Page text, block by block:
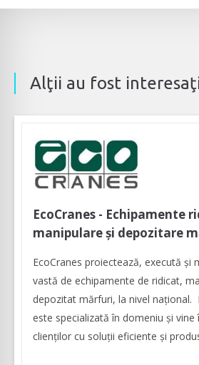
Alţii au fost
EcoCranes - Echipamente
manipulare și depozitare
EcoCranes proiectează, execută și
vastă de echipamente de ridicat,
depozitat mărfuri, la nivel naţional.
este specializată în domeniu și vine
clienților cu soluții eficiente și